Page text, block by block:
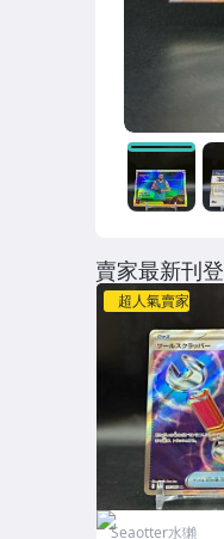
賣家最新刊登
超人氣賣家
Seaotter水獺